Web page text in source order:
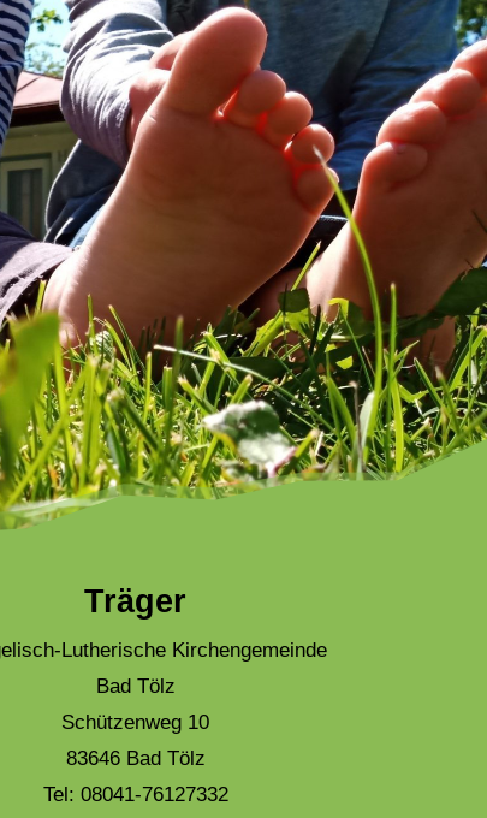
Träger
Lutherische Kirchengemeinde
Bad Tölz
Schützenweg 10
83646 Bad Tölz
Tel: 08041-76127332